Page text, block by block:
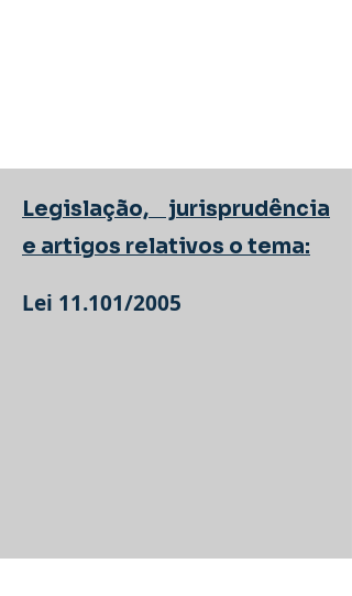
Legislação, jurisprudência
e artigos relativos o tema:
Lei 11.101/2005